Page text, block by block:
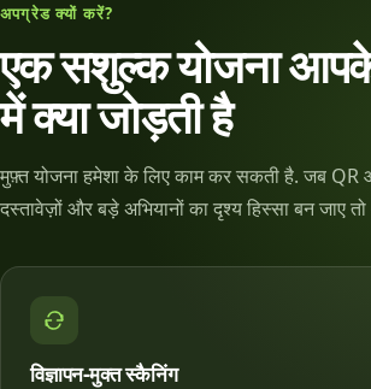
अपग्रेड क्यों करें?
एक सशुल्क योजना
में क्या जोड़ती है
मुफ़्त योजना हमेशा के लिए काम कर सकती है. जब QR
दस्तावेज़ों और बड़े अभियानों का दृश्य हिस्सा बन जाए
विज्ञापन-मुक्त स्कैनिंग